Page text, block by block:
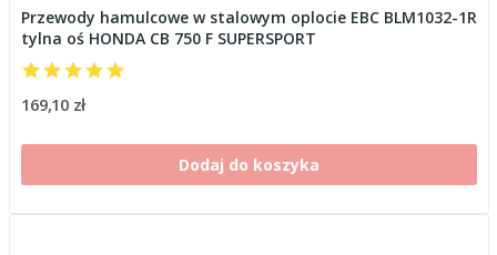
Przewody hamulcowe w stalowym oplocie EBC BLM1032-1R
tylna oś HONDA CB 750 F SUPERSPORT
169,10 zł
Dodaj do koszyka